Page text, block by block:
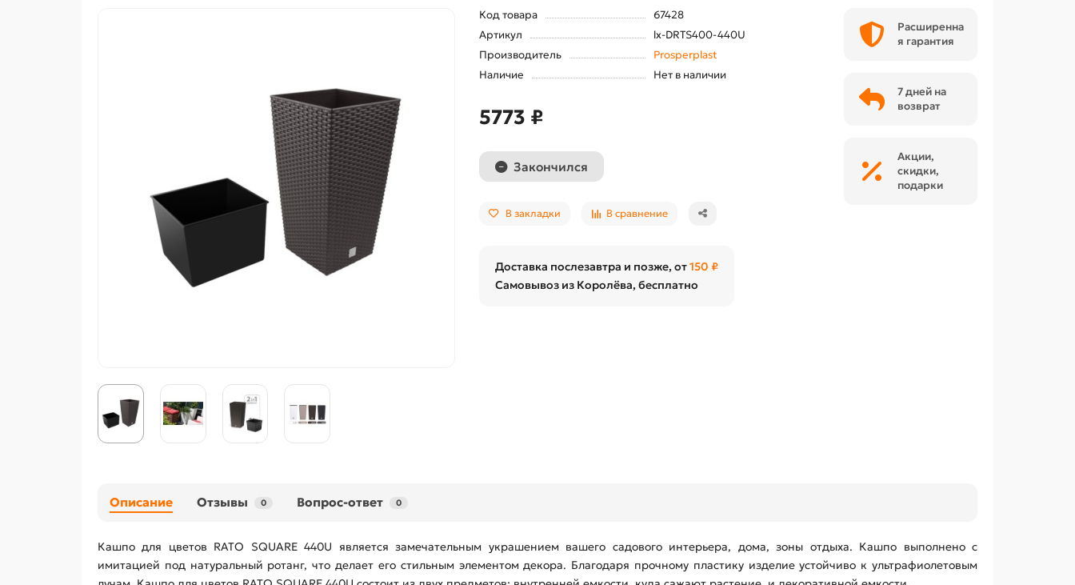
Код товара
67428
Артикул
lx-DRTS400-440U
Производитель
Prosperplast
Наличие
Нет в наличии
5773 ₽
Закончился
В закладки В сравнение
Доставка послезавтра и позже, от150 ₽
Самовывоз из Королёва, бесплатно
Расширенна
я гарантия
7 дней на
возврат
Акции,
скидки,
подарки
Описание Отзывы 0 Вопрос-ответ 0
Кашпо для цветов RATO SQUARE 440U является замечательным украшением вашего садового интерьера, дома, зоны отдыха. Кашпо выполнено с
имитацией под натуральный ротанг, что делает его стильным элементом декора. Благодаря прочному пластику изделие устойчиво к ультрафиолетовым